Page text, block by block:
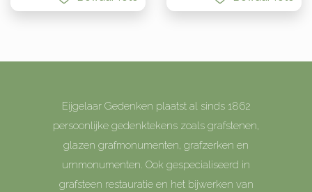
Eijgelaar Gedenken plaatst al sinds 1862
persoonlijke gedenktekens zoals grafstenen,
glazen grafmonumenten, grafzerken en
urnmonumenten. Ook gespecialiseerd in
grafsteen restauratie en het bijwerken van